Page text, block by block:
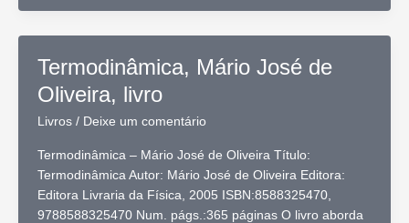
air
William
William
M.
Johnson,
John
Termodinâmica, Mário José de
Oliveira, livro
Livros/ Deixe um comentário
Termodinâmica – Mário José de Oliveira Título:
Termodinâmica Autor: Mário José de Oliveira Editora:
Editora Livraria da Física, 2005 ISBN:8588325470,
9788588325470 Num. págs.:365 páginas O livro aborda